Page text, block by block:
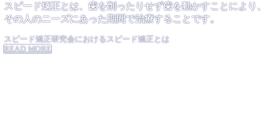
スピード矯正とは、歯を削ったりせず歯を動かすことにより、
その人のニーズにあった期間で治療することです。
スピード矯正研究会におけるスピード矯正とは
READ MORE